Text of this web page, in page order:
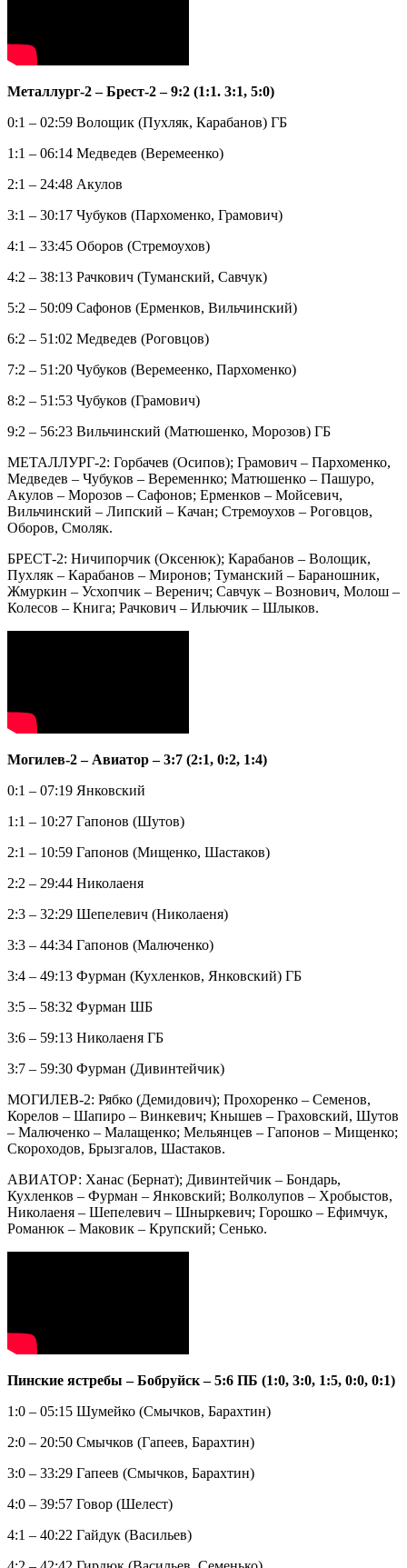
Металлург-2 – Брест-2 – 9:2 (1:1. 3:1, 5:0)
0:1 – 02:59 Волощик (Пухляк, Карабанов) ГБ
1:1 – 06:14 Медведев (Веремеенко)
2:1 – 24:48 Акулов
3:1 – 30:17 Чубуков (Пархоменко, Грамович)
4:1 – 33:45 Оборов (Стремоухов)
4:2 – 38:13 Рачкович (Туманский, Савчук)
5:2 – 50:09 Сафонов (Ерменков, Вильчинский)
6:2 – 51:02 Медведев (Роговцов)
7:2 – 51:20 Чубуков (Веремеенко, Пархоменко)
8:2 – 51:53 Чубуков (Грамович)
9:2 – 56:23 Вильчинский (Матюшенко, Морозов) ГБ
МЕТАЛЛУРГ-2: Горбачев (Осипов); Грамович – Пархоменко,
Медведев – Чубуков – Веременнко; Матюшенко – Пашуро,
Акулов – Морозов – Сафонов; Ерменков – Мойсевич,
Вильчинский – Липский – Качан; Стремоухов – Роговцов,
Оборов, Смоляк.
БРЕСТ-2: Ничипорчик (Оксенюк); Карабанов – Волощик,
Пухляк – Карабанов – Миронов; Туманский – Бараношник,
Жмуркин – Усхопчик – Веренич; Савчук – Вознович, Молош –
Колесов – Книга; Рачкович – Ильючик – Шлыков.
Могилев-2 – Авиатор – 3:7 (2:1, 0:2, 1:4)
0:1 – 07:19 Янковский
1:1 – 10:27 Гапонов (Шутов)
2:1 – 10:59 Гапонов (Мищенко, Шастаков)
2:2 – 29:44 Николаеня
2:3 – 32:29 Шепелевич (Николаеня)
3:3 – 44:34 Гапонов (Малюченко)
3:4 – 49:13 Фурман (Кухленков, Янковский) ГБ
3:5 – 58:32 Фурман ШБ
3:6 – 59:13 Николаеня ГБ
3:7 – 59:30 Фурман (Дивинтейчик)
МОГИЛЕВ-2: Рябко (Демидович); Прохоренко – Семенов,
Корелов – Шапиро – Винкевич; Кнышев – Граховский, Шутов
– Малюченко – Малащенко; Мельянцев – Гапонов – Мищенко;
Скороходов, Брызгалов, Шастаков.
АВИАТОР: Ханас (Бернат); Дивинтейчик – Бондарь,
Кухленков – Фурман – Янковский; Волколупов – Хробыстов,
Николаеня – Шепелевич – Шныркевич; Горошко – Ефимчук,
Романюк – Маковик – Крупский; Сенько.
Пинские ястребы – Бобруйск – 5:6 ПБ (1:0, 3:0, 1:5, 0:0, 0:1)
1:0 – 05:15 Шумейко (Смычков, Барахтин)
2:0 – 20:50 Смычков (Гапеев, Барахтин)
3:0 – 33:29 Гапеев (Смычков, Барахтин)
4:0 – 39:57 Говор (Шелест)
4:1 – 40:22 Гайдук (Васильев)